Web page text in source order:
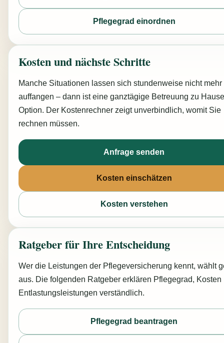
Pflegegrad einordnen
Kosten und nächste Schritte
Manche Situationen lassen sich stundenweise nicht mehr
auffangen – dann ist eine ganztägige Betreuung zu
Option. Der Kostenrechner zeigt unverbindlich, womit Sie
rechnen müssen.
Anfrage senden
Kosten einschätzen
Kosten verstehen
Ratgeber für Ihre Entscheidung
Wer die Leistungen der Pflegeversicherung kennt, wählt
aus. Die folgenden Ratgeber erklären Pflegegrad, Kosten
Entlastungsleistungen verständlich.
Pflegegrad beantragen